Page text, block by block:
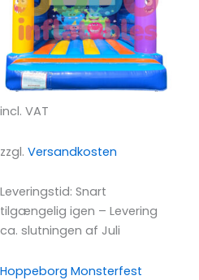
incl. VAT
zzgl. Versandkosten
Leveringstid: Snart
tilgængelig igen – Levering
ca. slutningen af Juli
Hoppeborg Monsterfest